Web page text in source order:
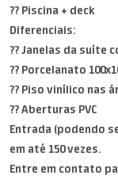
?? Piscina + deck
Diferenciais:
?? Janelas da suíte
?? Porcelanato
?? Piso vinílico nas
?? Aberturas PVC
Entrada (podendo
em até 150 vezes.
Entre em contato